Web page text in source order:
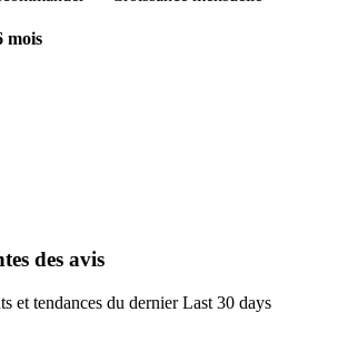
mois
des avis
et tendances du dernier Last 30 days